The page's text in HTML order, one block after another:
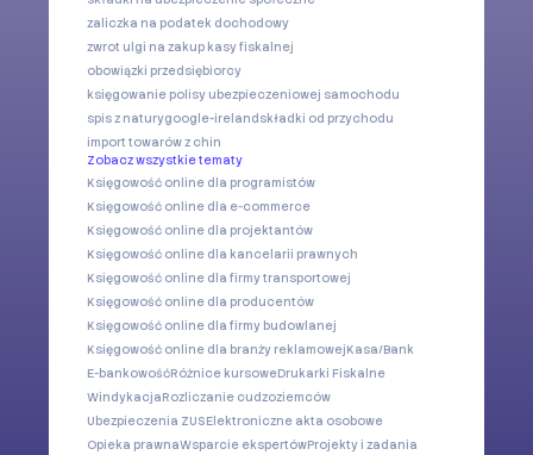
zaliczka na podatek dochodowy
zwrot ulgi na zakup kasy fiskalnej
obowiązki przedsiębiorcy
księgowanie polisy ubezpieczeniowej samochodu
spis z naturygoogle-irelandskładki od przychodu
import towarów z chin
Zobacz wszystkie tematy
Księgowość online dla programistów
Księgowość online dla e-commerce
Księgowość online dla projektantów
Księgowość online dla kancelarii prawnych
Księgowość online dla firmy transportowej
Księgowość online dla producentów
Księgowość online dla firmy budowlanej
Księgowość online dla branży reklamowejKasa/Bank
E-bankowośćRóżnice kursoweDrukarki Fiskalne
WindykacjaRozliczanie cudzoziemców
Ubezpieczenia ZUSElektroniczne akta osobowe
Opieka prawnaWsparcie ekspertówProjekty i zadania